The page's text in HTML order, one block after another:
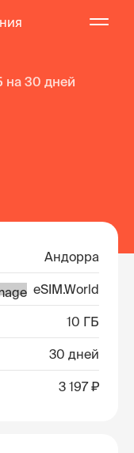
на 30 дней
Андорра
eSIM.World
10 ГБ
30 дней
3 197 ₽